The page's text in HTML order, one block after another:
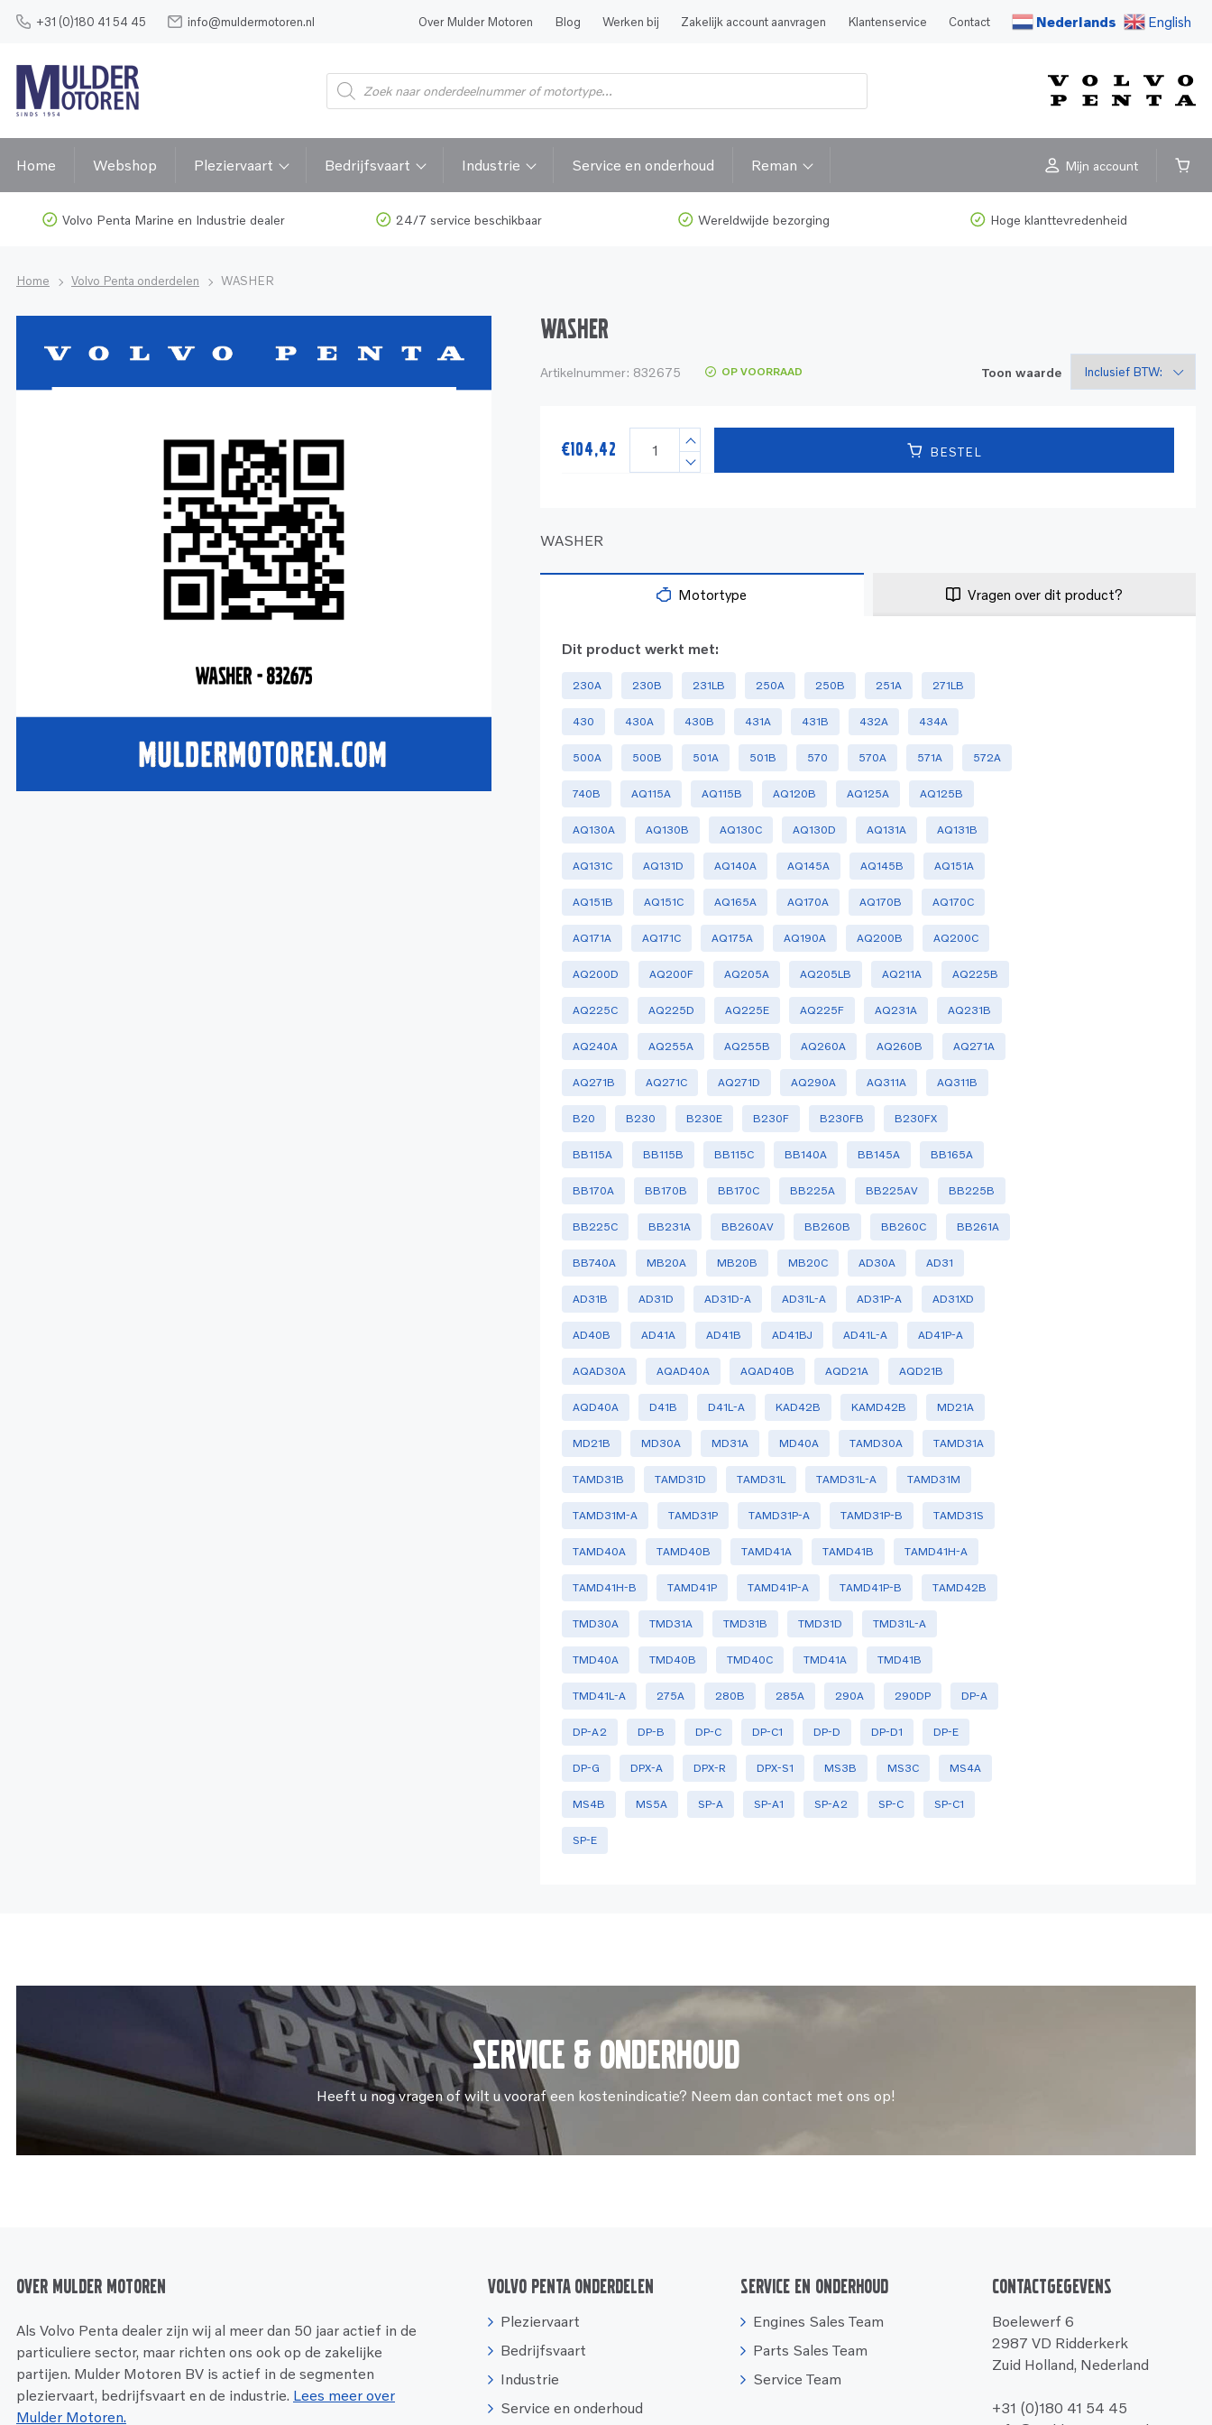
+31 (0)180 41 54 45 info@muldermotoren.nl Over Mulder Motoren Blog Werken bij Zakelijk account aanvragen Klantenservice Contact Nederlands English
Home Webshop Pleziervaart Bedrijfsvaart Industrie Service en onderhoud Reman Mijn account
Volvo Penta Marine en Industrie dealer 24/7 service beschikbaar Wereldwijde bezorging Hoge klanttevredenheid
Home Volvo Penta onderdelen WASHER
WASHER
Artikelnummer: 832675 OP VOORRAAD Toon waarde
€104,42 BESTEL
WASHER
Motortype Vragen over dit product?
Dit product werkt met:
230A 230B 231LB 250A 250B 251A 271LB
430 430A 430B 431A 431B 432A 434A
500A 500B 501A 501B 570 570A 571A 572A
740B AQ115A AQ115B AQ120B AQ125A AQ125B
AQ130A AQ130B AQ130C AQ130D AQ131A AQ131B
AQ131C AQ131D AQ140A AQ145A AQ145B AQ151A
AQ151B AQ151C AQ165A AQ170A AQ170B AQ170C
AQ171A AQ171C AQ175A AQ190A AQ200B AQ200C
AQ200D AQ200F AQ205A AQ205LB AQ211A AQ225B
AQ225C AQ225D AQ225E AQ225F AQ231A AQ231B
AQ240A AQ255A AQ255B AQ260A AQ260B AQ271A
AQ271B AQ271C AQ271D AQ290A AQ311A AQ311B
B20 B230 B230E B230F B230FB B230FX
BB115A BB115B BB115C BB140A BB145A BB165A
BB170A BB170B BB170C BB225A BB225AV BB225B
BB225C BB231A BB260AV BB260B BB260C BB261A
BB740A MB20A MB20B MB20C AD30A AD31
AD31B AD31D AD31D-A AD31L-A AD31P-A AD31XD
AD40B AD41A AD41B AD41BJ AD41L-A AD41P-A
AQAD30A AQAD40A AQAD40B AQD21A AQD21B
AQD40A D41B D41L-A KAD42B KAMD42B MD21A
MD21B MD30A MD31A MD40A TAMD30A TAMD31A
TAMD31B TAMD31D TAMD31L TAMD31L-A TAMD31M
TAMD31M-A TAMD31P TAMD31P-A TAMD31P-B TAMD31S
TAMD40A TAMD40B TAMD41A TAMD41B TAMD41H-A
TAMD41H-B TAMD41P TAMD41P-A TAMD41P-B TAMD42B
TMD30A TMD31A TMD31B TMD31D TMD31L-A
TMD40A TMD40B TMD40C TMD41A TMD41B
TMD41L-A 275A 280B 285A 290A 290DP DP-A
DP-A2 DP-B DP-C DP-C1 DP-D DP-D1 DP-E
DP-G DPX-A DPX-R DPX-S1 MS3B MS3C MS4A
MS4B MS5A SP-A SP-A1 SP-A2 SP-C SP-C1
SP-E
Service & onderhoud
Heeft u nog vragen of wilt u vooraf een kostenindicatie? Neem dan contact met ons op!
Over Mulder Motoren
Als Volvo Penta dealer zijn wij al meer dan 50 jaar actief in de
particuliere sector, maar richten ons ook op de zakelijke
partijen. Mulder Motoren BV is actief in de segmenten
pleziervaart, bedrijfsvaart en de industrie. Lees meer over
Mulder Motoren.
Volvo Penta onderdelen
Pleziervaart
Bedrijfsvaart
Industrie
Service en onderhoud
Service en onderhoud
Engines Sales Team
Parts Sales Team
Service Team
Contactgegevens
Boelewerf 6
2987 VD Ridderkerk
Zuid Holland, Nederland
+31 (0)180 41 54 45